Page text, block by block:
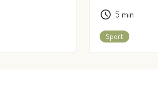
5 min
Sport